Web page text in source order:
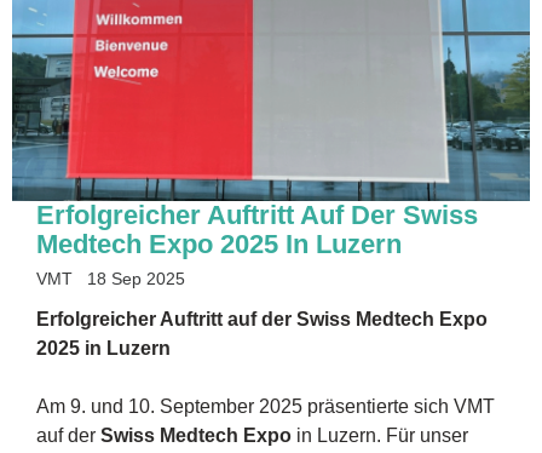
Erfolgreicher Auftritt Auf Der Swiss
Medtech Expo 2025 In Luzern
VMT 18 Sep 2025
Erfolgreicher Auftritt auf der Swiss Medtech Expo
2025 in Luzern
Am 9. und 10. September 2025 präsentierte sich VMT
auf der Swiss Medtech Expo in Luzern. Für unser